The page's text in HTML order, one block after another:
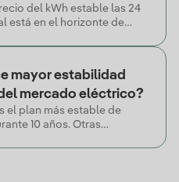
del kWh estable las 24
está en el horizonte de
mayor estabilidad
mercado eléctrico?
el plan más estable de
10 años. Otras